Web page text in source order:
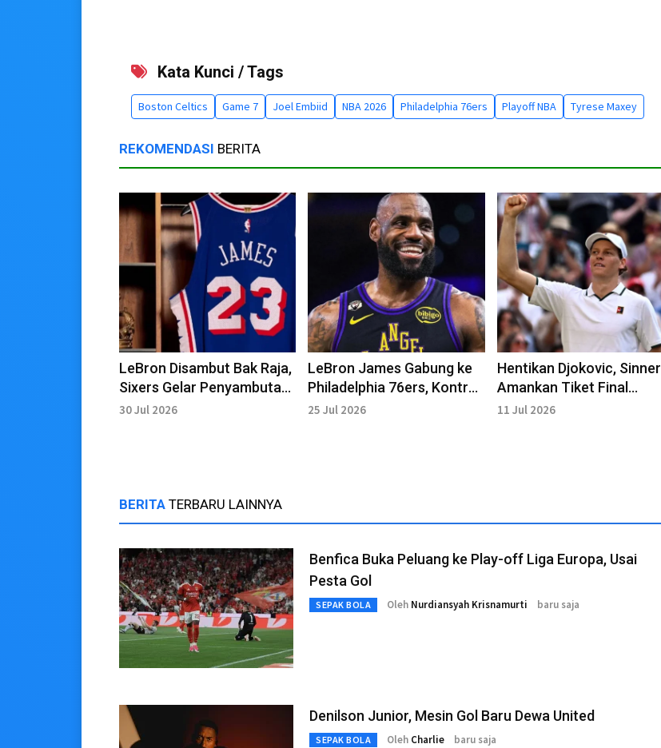
Kata Kunci / Tags
Boston Celtics Game 7 Joel Embiid NBA 2026 Philadelphia 76ers Playoff NBA Tyrese Maxey
REKOMENDASI BERITA
LeBron Disambut Bak Raja,
Sixers Gelar Penyambutan
Istimewa
30 Jul 2026
LeBron James Gabung ke
Philadelphia 76ers, Kontrak
Selama Dua Tahun
25 Jul 2026
Hentikan Djokovic, Sinner
Amankan Tiket Final
Wimbledon 2026
11 Jul 2026
BERITA TERBARU LAINNYA
Benfica Buka Peluang ke Play-off Liga Europa, Usai
Pesta Gol
SEPAK BOLA Oleh Nurdiansyah Krisnamurti baru saja
Denilson Junior, Mesin Gol Baru Dewa United
SEPAK BOLA Oleh Charlie baru saja